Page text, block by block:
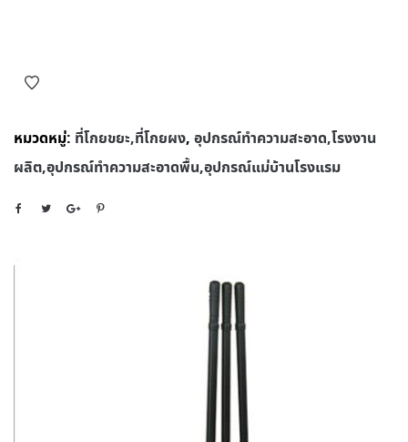
หมวดหมู่: ที่โกยขยะ,ที่โกยผง, อุปกรณ์ทําความสะอาด,โรงงาน
ผลิต,อุปกรณ์ทําความสะอาดพื้น,อุปกรณ์แม่บ้านโรงแรม